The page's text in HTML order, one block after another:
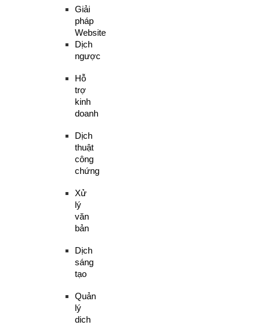
Giải
pháp
Website
Dịch
ngược
Hỗ
trợ
kinh
doanh
Dịch
thuật
công
chứng
Xử
lý
văn
bản
Dịch
sáng
tạo
Quản
lý
dich